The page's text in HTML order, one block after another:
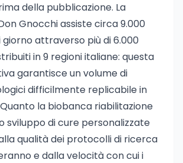
della pubblicazione. La
Gnocchi assiste circa 9.000
giorno attraverso più di 6.000
in 9 regioni italiane: questa
garantisce un volume di
difficilmente replicabile in
la biobanca riabilitazione
sviluppo di cure personalizzate
qualità dei protocolli di ricerca
e dalla velocità con cui i